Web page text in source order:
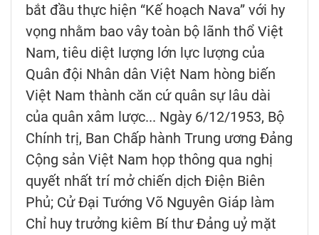
bắt đầu thực hiện “Kế hoạch Nava” với hy
vọng nhằm bao vây toàn bộ lãnh thổ Việt
Nam, tiêu diệt lượng lớn lực lượng của
Quân đội Nhân dân Việt Nam hòng biến
Việt Nam thành căn cứ quân sự lâu dài
của quân xâm lược... Ngày 6/12/1953, Bộ
Chính trị, Ban Chấp hành Trung ương Đảng
Cộng sản Việt Nam họp thông qua nghị
quyết nhất trí mở chiến dịch Điện Biên
Phủ; Cử Đại Tướng Võ Nguyên Giáp làm
Chỉ huy trưởng kiêm Bí thư Đảng uỷ mặt